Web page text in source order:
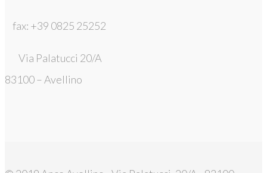
fax: +39 0825 25252
Via Palatucci 20/A
83100 – Avellino